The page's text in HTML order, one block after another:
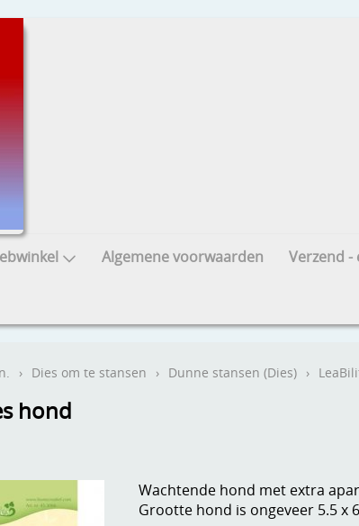
Algemene voorwaarden Verzend -
› Dies om te stansen › Dunne stansen (Dies) ›
hond
Wachtende hond met extra
Grootte hond is ongeveer 5.5 x